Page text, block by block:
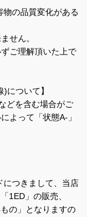
の品質変化がある
せん。
ご理解頂いた上で
について】
どを含む場合がご
よって「状態A-」
につきまして、当店
1ED」の販売、
の」となりますの